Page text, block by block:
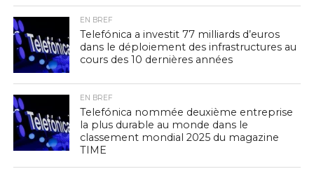
EN BREF
Telefónica a investit 77 milliards d’euros
dans le déploiement des infrastructures au
cours des 10 dernières années
EN BREF
Telefónica nommée deuxième entreprise
la plus durable au monde dans le
classement mondial 2025 du magazine
TIME